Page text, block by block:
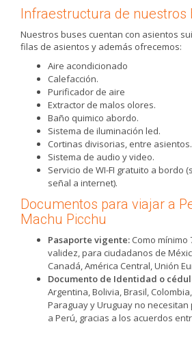
Infraestructura de nuestros
Nuestros buses cuentan con asientos
filas de asientos y además ofrecemos:
Aire acondicionado
Calefacción.
Purificador de aire
Extractor de malos olores.
Baño quimico abordo.
Sistema de iluminación led.
Cortinas divisorias, entre asientos.
Sistema de audio y video.
Servicio de WI-FI gratuito a bordo
señal a internet).
Documentos para viajar a
Machu Picchu
Pasaporte vigente: Como
validez, para ciudadanos de
Canadá, América Central, Unión
Documento de Identidad o
Argentina, Bolivia, Brasil,
Paraguay y Uruguay no
a Perú, gracias a los acuerdos